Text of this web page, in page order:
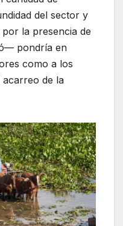
del sector y
la presencia de
pondría en
como a los
acarreo de la